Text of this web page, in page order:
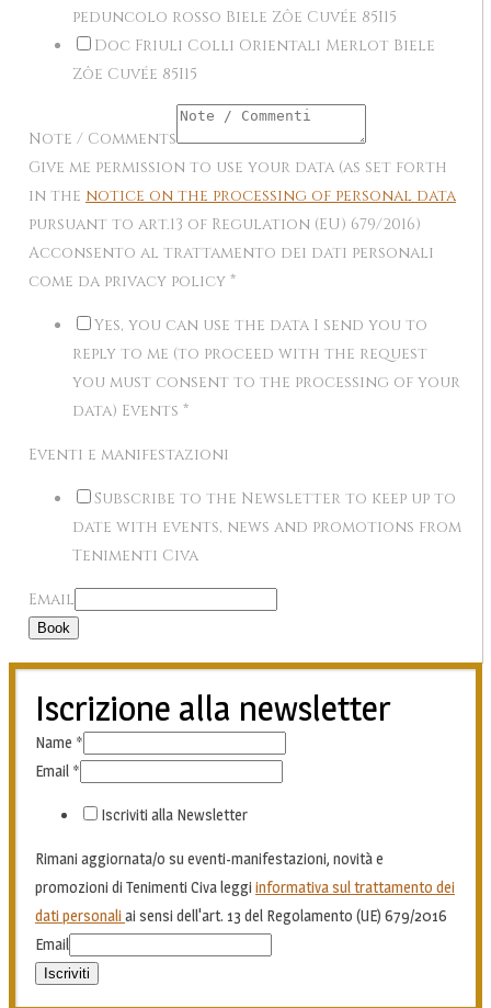
peduncolo rosso Biele Zôe Cuvée 85I15
Doc Friuli Colli Orientali Merlot Biele
Zôe Cuvée 85I15
Note / Comments
Give me permission to use your data (as set forth
in the notice on the processing of personal data
pursuant to art.13 of Regulation (EU) 679/2016)
Acconsento al trattamento dei dati personali
come da privacy policy *
Yes, you can use the data I send you to
reply to me (to proceed with the request
you must consent to the processing of your
data) Events *
Eventi e manifestazioni
Subscribe to the Newsletter to keep up to
date with events, news and promotions from
Tenimenti Civa
Email
Book
Iscrizione alla newsletter
Name *
Email *
Iscriviti alla Newsletter
Rimani aggiornata/o su eventi-manifestazioni, novità e
promozioni di Tenimenti Civa leggi informativa sul trattamento dei
dati personali ai sensi dell'art. 13 del Regolamento (UE) 679/2016
Email
Iscriviti